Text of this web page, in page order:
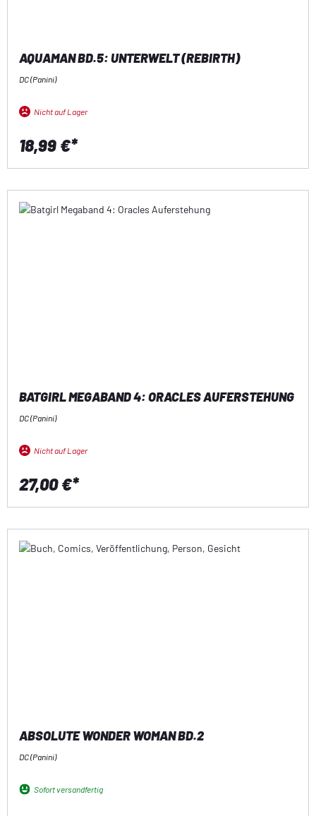
AQUAMAN BD.5: UNTERWELT (REBIRTH)
DC (Panini)
Nicht auf Lager
18,99 €*
BATGIRL MEGABAND 4: ORACLES AUFERSTEHUNG
DC (Panini)
Nicht auf Lager
27,00 €*
ABSOLUTE WONDER WOMAN BD.2
DC (Panini)
Sofort versandfertig